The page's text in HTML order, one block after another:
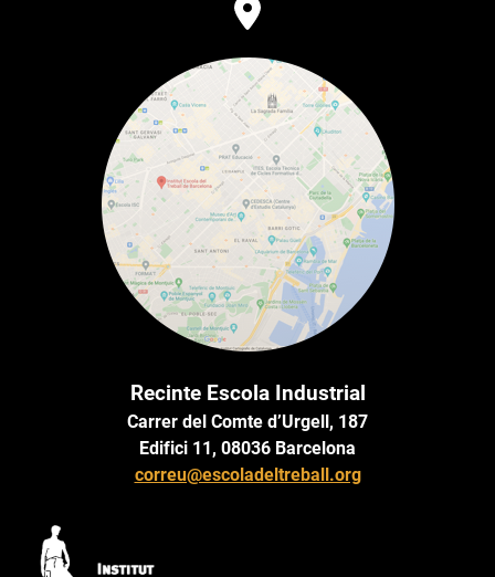
Recinte Escola Industrial
Carrer del Comte d’Urgell, 187
Edifici 11, 08036 Barcelona
correu@escoladeltreball.org